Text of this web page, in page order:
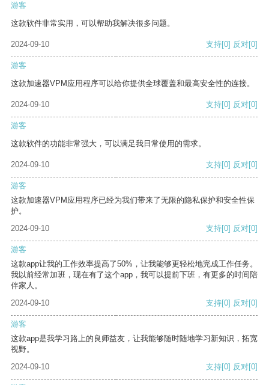
游客
这款软件非常实用，可以帮助我解决很多问题。
2024-09-10 支持[0] 反对[0]
游客
这款加速器VPM应用程序可以给你提供全球覆盖和最高安全性的连接。
2024-09-10 支持[0] 反对[0]
游客
这款软件的功能非常强大，可以满足我日常使用的需求。
2024-09-10 支持[0] 反对[0]
游客
这款加速器VPM应用程序已经为我们带来了无限的隐私保护和安全性保
护。
2024-09-10
支持[0] 反对[0]
游客
这款app让我的工作效率提高了50%，让我能够更轻松地完成工作任务。
我以前经常加班，现在有了这个app，我可以提前下班，有更多的时间陪
伴家人。
2024-09-10
支持[0] 反对[0]
游客
这款app是我学习路上的良师益友，让我能够随时随地学习新知识，拓宽
视野。
2024-09-10
支持[0] 反对[0]